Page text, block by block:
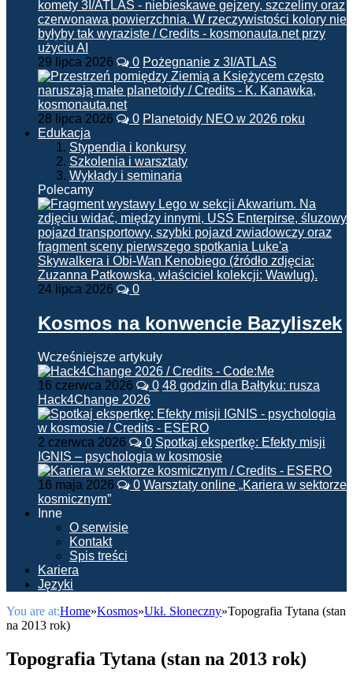
29 lipca 2026 0 Pożegnanie z 3I/ATLAS
28 lipca 2026 0 Planetoidy NEO w 2026 roku
Edukacja
Stypendia i konkursy
Szkolenia i warsztaty
Wykłady i seminaria
Polecamy
24 lipca 2026 0
Kosmos na konwencie Bazyliszek
Wcześniejsze artykuły
16 czerwca 2026 0 48 godzin dla Bałtyku: rusza
Hack4Change 2026
2 czerwca 2026 0 Spotkaj ekspertkę: Efekty misji
IGNIS – psychologia w kosmosie
16 maja 2026 0 Warsztaty online „Kariera w sektorze
kosmicznym”
Inne
O serwisie
Kontakt
Spis treści
Kariera
Języki
You are at:Home»Kosmos»Ukł. Słoneczny»Topografia Tytana (stan
na 2013 rok)
Topografia Tytana (stan na 2013 rok)